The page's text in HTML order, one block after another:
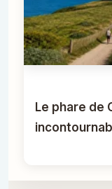
Le phare de